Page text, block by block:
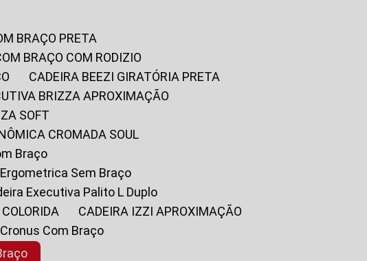
BRAÇO PRETA
BRAÇO COM RODIZIO
CADEIRA BEEZI GIRATÓRIA PRETA
BRIZZA APROXIMAÇÃO
SOFT
CROMADA SOUL
Braço
Sem Braço
Executiva Palito L Duplo
CADEIRA IZZI APROXIMAÇÃO
Com Braço